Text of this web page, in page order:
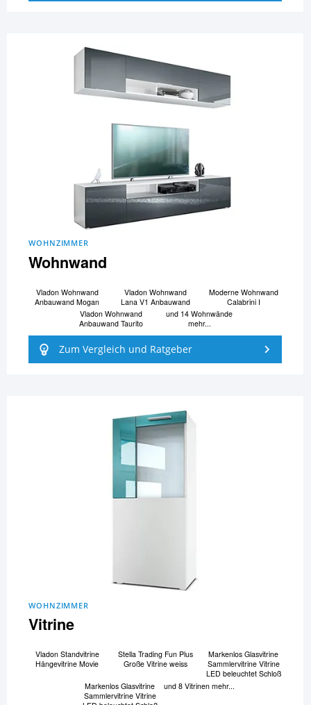
WOHNZIMMER
Wohnwand
Vladon Wohnwand
Anbauwand Mogan
Vladon Wohnwand
Lana V1 Anbauwand
Moderne Wohnwand
Calabrini I
Vladon Wohnwand
Anbauwand Taurito
und 14 Wohnwände
mehr...
Zum Vergleich und Ratgeber
WOHNZIMMER
Vitrine
Vladon Standvitrine
Hängevitrine Movie
Stella Trading Fun Plus
Große Vitrine weiss
Markenlos Glasvitrine
Sammlervitrine Vitrine
LED beleuchtet Schloß
Markenlos Glasvitrine
Sammlervitrine Vitrine
und 8 Vitrinen mehr...